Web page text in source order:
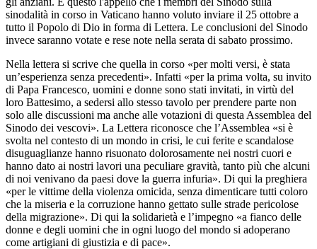
sinodalità in corso in Vaticano hanno voluto inviare il 25 ottobre a
tutto il Popolo di Dio in forma di Lettera. Le conclusioni del Sinodo
invece saranno votate e rese note nella serata di sabato prossimo.
Nella lettera si scrive che quella in corso «per molti versi, è stata
un’esperienza senza precedenti». Infatti «per la prima volta, su invito
di Papa Francesco, uomini e donne sono stati invitati, in virtù del
loro Battesimo, a sedersi allo stesso tavolo per prendere parte non
solo alle discussioni ma anche alle votazioni di questa Assemblea del
Sinodo dei vescovi». La Lettera riconosce che l’Assemblea «si è
svolta nel contesto di un mondo in crisi, le cui ferite e scandalose
disuguaglianze hanno risuonato dolorosamente nei nostri cuori e
hanno dato ai nostri lavori una peculiare gravità, tanto più che alcuni
di noi venivano da paesi dove la guerra infuria». Di qui la preghiera
«per le vittime della violenza omicida, senza dimenticare tutti coloro
che la miseria e la corruzione hanno gettato sulle strade pericolose
della migrazione». Di qui la solidarietà e l’impegno «a fianco delle
donne e degli uomini che in ogni luogo del mondo si adoperano
come artigiani di giustizia e di pace».